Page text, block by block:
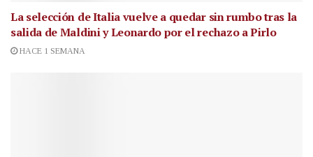
La selección de Italia vuelve a quedar sin rumbo tras la
salida de Maldini y Leonardo por el rechazo a Pirlo
HACE 1 SEMANA